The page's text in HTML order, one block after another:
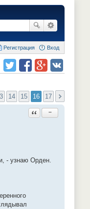
Вход
Регистрация
14 15 16 17
Ответить с цитатой
−
- узнаю Орден.